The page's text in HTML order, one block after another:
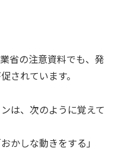
省の注意資料でも、発
されています。
は、次のように覚えて
かしな動きをする」